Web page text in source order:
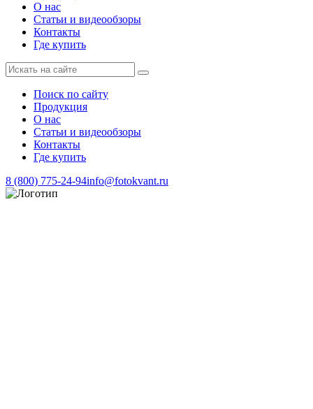
О нас
Статьи и видеообзоры
Контакты
Где купить
Поиск по сайту
Продукция
О нас
Статьи и видеообзоры
Контакты
Где купить
8 (800) 775-24-94info@fotokvant.ru